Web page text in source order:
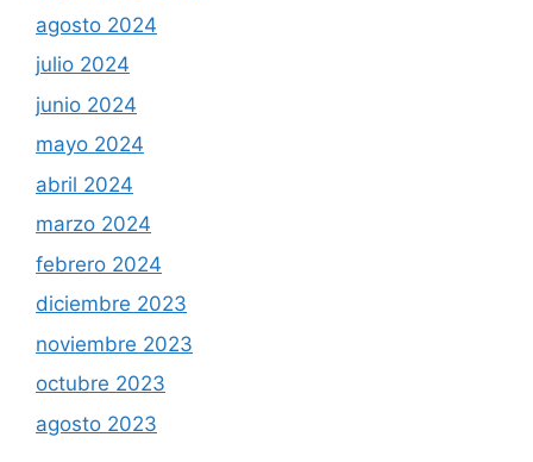
agosto 2024
julio 2024
junio 2024
mayo 2024
abril 2024
marzo 2024
febrero 2024
diciembre 2023
noviembre 2023
octubre 2023
agosto 2023